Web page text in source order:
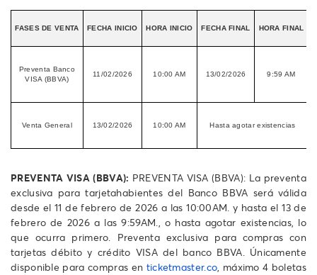
FASES DE VENTA FECHA INICIO HORA INICIO FECHA FINAL HORA FINAL
Preventa Banco
VISA (BBVA)
11/02/2026 10:00 AM 13/02/2026 9:59 AM
Venta General 13/02/2026 10:00 AM Hasta agotar existencias
PREVENTA VISA (BBVA): PREVENTA VISA (BBVA): La preventa
exclusiva para tarjetahabientes del Banco BBVA será válida
desde el 11 de febrero de 2026 a las 10:00AM. y hasta el 13 de
febrero de 2026 a las 9:59AM., o hasta agotar existencias, lo
que ocurra primero. Preventa exclusiva para compras con
tarjetas débito y crédito VISA del banco BBVA. Únicamente
disponible para compras en ticketmaster.co, máximo 4 boletas